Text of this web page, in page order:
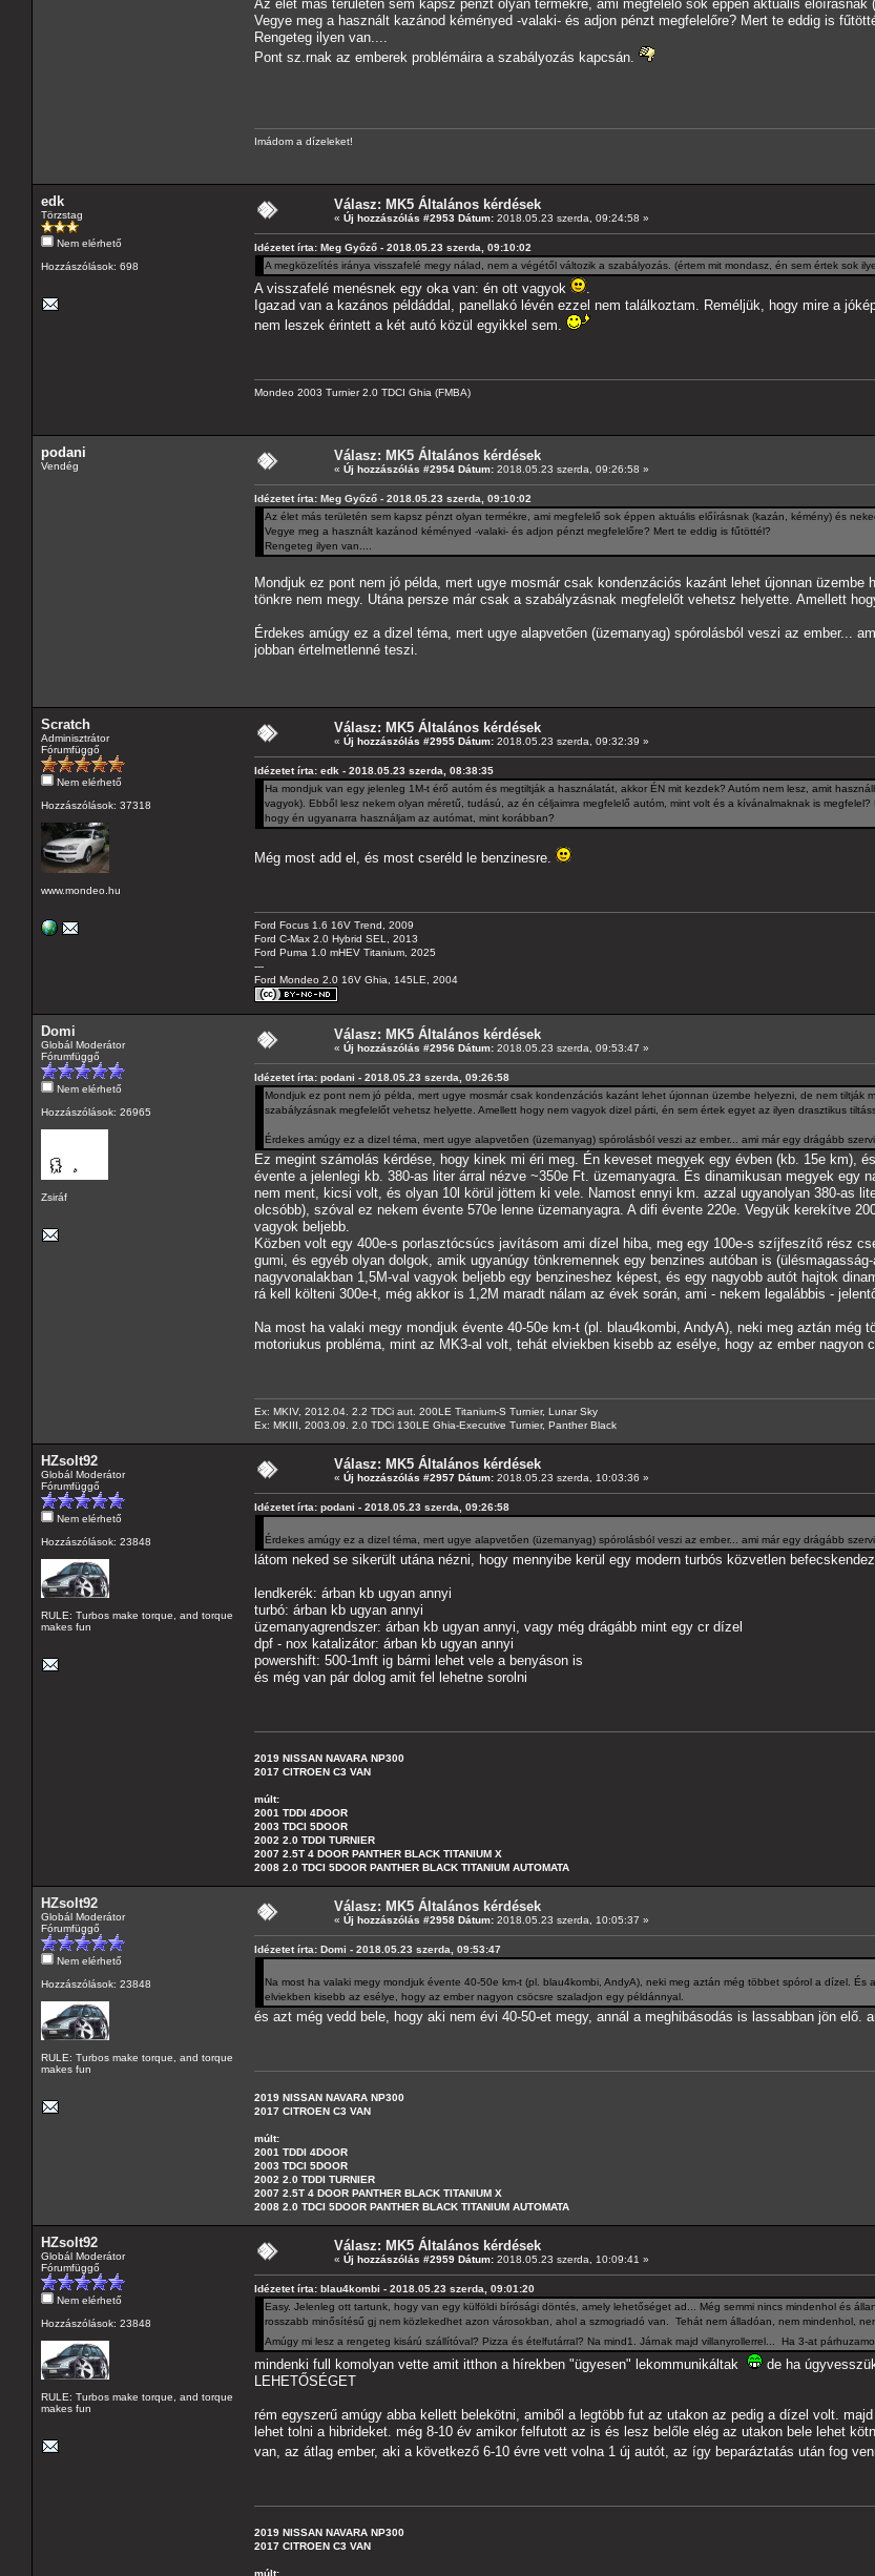
Az élet más területén sem kapsz pénzt olyan termékre, ami megfelelő sok éppen aktuális előírásnak
Vegye meg a használt kazánod kéményed -valaki- és adjon pénzt megfelelőre? Mert te eddig is
Rengeteg ilyen van....
Pont sz.rnak az emberek problémáira a szabályozás kapcsán.
Imádom a dízeleket!
edk
Törzstag
Nem elérhető
Hozzászólások: 698
Válasz: MK5 Általános kérdések
« Új hozzászólás #2953 Dátum: 2018.05.23 szerda, 09:24:58 »
Idézetet írta: Meg Győző - 2018.05.23 szerda, 09:10:02
A megközelítés iránya visszafelé megy nálad, nem a végétől változik a szabályozás. (értem mit mondasz, én sem értek sok
A visszafelé menésnek egy oka van: én ott vagyok
Igazad van a kazános példáddal, panellakó lévén ezzel nem találkoztam. Reméljük, hogy mire a
nem leszek érintett a két autó közül egyikkel sem.
Mondeo 2003 Turnier 2.0 TDCI Ghia (FMBA)
podani
Vendég
Válasz: MK5 Általános kérdések
« Új hozzászólás #2954 Dátum: 2018.05.23 szerda, 09:26:58 »
Idézetet írta: Meg Győző - 2018.05.23 szerda, 09:10:02
Az élet más területén sem kapsz pénzt olyan termékre, ami megfelelő sok éppen aktuális előírásnak (kazán, kémény) és
Vegye meg a használt kazánod kéményed -valaki- és adjon pénzt megfelelőre? Mert te eddig is fűtöttél?
Rengeteg ilyen van....
Mondjuk ez pont nem jó példa, mert ugye mosmár csak kondenzációs kazánt lehet újonnan
tönkre nem megy. Utána persze már csak a szabályzásnak megfelelőt vehetsz helyette. Amellett
Érdekes amúgy ez a dizel téma, mert ugye alapvetően (üzemanyag) spórolásból veszi az ember...
jobban értelmetlenné teszi.
Scratch
Adminisztrátor
Fórumfüggő
Nem elérhető
Hozzászólások: 37318
www.mondeo.hu
Válasz: MK5 Általános kérdések
« Új hozzászólás #2955 Dátum: 2018.05.23 szerda, 09:32:39 »
Idézetet írta: edk - 2018.05.23 szerda, 08:38:35
Ha mondjuk van egy jelenleg 1M-t érő autóm és megtiltják a használatát, akkor ÉN mit kezdek? Autóm nem lesz, amit
vagyok). Ebből lesz nekem olyan méretű, tudású, az én céljaimra megfelelő autóm, mint volt és a kívánalmaknak is megfelel?
hogy én ugyanarra használjam az autómat, mint korábban?
Még most add el, és most cseréld le benzinesre.
Ford Focus 1.6 16V Trend, 2009
Ford C-Max 2.0 Hybrid SEL, 2013
Ford Puma 1.0 mHEV Titanium, 2025
---
Ford Mondeo 2.0 16V Ghia, 145LE, 2004
Domi
Globál Moderátor
Fórumfüggő
Nem elérhető
Hozzászólások: 26965
Zsiráf
Válasz: MK5 Általános kérdések
« Új hozzászólás #2956 Dátum: 2018.05.23 szerda, 09:53:47 »
Idézetet írta: podani - 2018.05.23 szerda, 09:26:58
Mondjuk ez pont nem jó példa, mert ugye mosmár csak kondenzációs kazánt lehet újonnan üzembe helyezni, de nem
szabályzásnak megfelelőt vehetsz helyette. Amellett hogy nem vagyok dizel párti, én sem értek egyet az ilyen drasztikus
Érdekes amúgy ez a dizel téma, mert ugye alapvetően (üzemanyag) spórolásból veszi az ember... ami már egy drágább
Ez megint számolás kérdése, hogy kinek mi éri meg. Én keveset megyek egy évben (kb. 15e km),
évente a jelenlegi kb. 380-as liter árral nézve ~350e Ft. üzemanyagra. És dinamikusan megyek egy
nem ment, kicsi volt, és olyan 10l körül jöttem ki vele. Namost ennyi km. azzal ugyanolyan 380-as
olcsóbb), szóval ez nekem évente 570e lenne üzemanyagra. A difi évente 220e. Vegyük kerekítve
vagyok beljebb.
Közben volt egy 400e-s porlasztócsúcs javításom ami dízel hiba, meg egy 100e-s szíjfeszítő rész
gumi, és egyéb olyan dolgok, amik ugyanúgy tönkremennek egy benzines autóban is
nagyvonalakban 1,5M-val vagyok beljebb egy benzineshez képest, és egy nagyobb autót hajtok
rá kell költeni 300e-t, még akkor is 1,2M maradt nálam az évek során, ami - nekem legalábbis -
Na most ha valaki megy mondjuk évente 40-50e km-t (pl. blau4kombi, AndyA), neki meg aztán
motoriukus probléma, mint az MK3-al volt, tehát elviekben kisebb az esélye, hogy az ember nagyon
Ex: MKIV, 2012.04. 2.2 TDCi aut. 200LE Titanium-S Turnier, Lunar Sky
Ex: MKIII, 2003.09. 2.0 TDCi 130LE Ghia-Executive Turnier, Panther Black
HZsolt92
Globál Moderátor
Fórumfüggő
Nem elérhető
Hozzászólások: 23848
RULE: Turbos make torque, and torque
makes fun
Válasz: MK5 Általános kérdések
« Új hozzászólás #2957 Dátum: 2018.05.23 szerda, 10:03:36 »
Idézetet írta: podani - 2018.05.23 szerda, 09:26:58
Érdekes amúgy ez a dizel téma, mert ugye alapvetően (üzemanyag) spórolásból veszi az ember... ami már egy drágább
látom neked se sikerült utána nézni, hogy mennyibe kerül egy modern turbós közvetlen
lendkerék: árban kb ugyan annyi
turbó: árban kb ugyan annyi
üzemanyagrendszer: árban kb ugyan annyi, vagy még drágább mint egy cr dízel
dpf - nox katalizátor: árban kb ugyan annyi
powershift: 500-1mft ig bármi lehet vele a benyáson is
és még van pár dolog amit fel lehetne sorolni
2019 NISSAN NAVARA NP300
2017 CITROEN C3 VAN
múlt:
2001 TDDI 4DOOR
2003 TDCI 5DOOR
2002 2.0 TDDI TURNIER
2007 2.5T 4 DOOR PANTHER BLACK TITANIUM X
2008 2.0 TDCI 5DOOR PANTHER BLACK TITANIUM AUTOMATA
HZsolt92
Globál Moderátor
Fórumfüggő
Nem elérhető
Hozzászólások: 23848
RULE: Turbos make torque, and torque
makes fun
Válasz: MK5 Általános kérdések
« Új hozzászólás #2958 Dátum: 2018.05.23 szerda, 10:05:37 »
Idézetet írta: Domi - 2018.05.23 szerda, 09:53:47
Na most ha valaki megy mondjuk évente 40-50e km-t (pl. blau4kombi, AndyA), neki meg aztán még többet spórol a dízel.
elviekben kisebb az esélye, hogy az ember nagyon csöcsre szaladjon egy példánnyal.
és azt még vedd bele, hogy aki nem évi 40-50-et megy, annál a meghibásodás is lassabban jön elő.
2019 NISSAN NAVARA NP300
2017 CITROEN C3 VAN
múlt:
2001 TDDI 4DOOR
2003 TDCI 5DOOR
2002 2.0 TDDI TURNIER
2007 2.5T 4 DOOR PANTHER BLACK TITANIUM X
2008 2.0 TDCI 5DOOR PANTHER BLACK TITANIUM AUTOMATA
HZsolt92
Globál Moderátor
Fórumfüggő
Nem elérhető
Hozzászólások: 23848
RULE: Turbos make torque, and torque
makes fun
Válasz: MK5 Általános kérdések
« Új hozzászólás #2959 Dátum: 2018.05.23 szerda, 10:09:41 »
Idézetet írta: blau4kombi - 2018.05.23 szerda, 09:01:20
Easy. Jelenleg ott tartunk, hogy van egy külföldi bírósági döntés, amely lehetőséget ad... Még semmi nincs mindenhol és
rosszabb minősítésű gj nem közlekedhet azon városokban, ahol a szmogriadó van. Tehát nem álladóan, nem mindenhol,
Amúgy mi lesz a rengeteg kisárú szállítóval? Pizza és ételfutárral? Na mind1. Járnak majd villanyrollerrel... Ha 3-at
mindenki full komolyan vette amit itthon a hírekben "ügyesen" lekommunikáltak
de ha
LEHETŐSÉGET
rém egyszerű amúgy abba kellett belekötni, amiből a legtöbb fut az utakon az pedig a dízel volt.
lehet tolni a hibrideket. még 8-10 év amikor felfutott az is és lesz belőle elég az utakon bele lehet
van, az átlag ember, aki a következő 6-10 évre vett volna 1 új autót, az így beparáztatás után fog
2019 NISSAN NAVARA NP300
2017 CITROEN C3 VAN
múlt: